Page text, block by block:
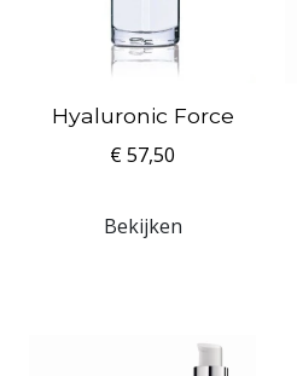
Hyaluronic Force
€ 57,50
Bekijken